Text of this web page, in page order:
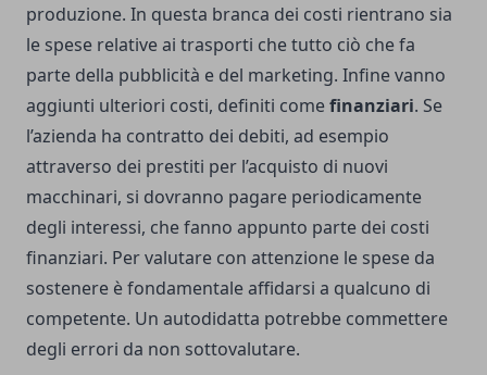
produzione. In questa branca dei costi rientrano sia
le spese relative ai trasporti che tutto ciò che fa
parte della pubblicità e del marketing. Infine vanno
aggiunti ulteriori costi, definiti comefinanziari. Se
l’azienda ha contratto dei debiti, ad esempio
attraverso dei prestiti per l’acquisto di nuovi
macchinari, si dovranno pagare periodicamente
degli interessi, che fanno appunto parte dei costi
finanziari. Per valutare con attenzione le spese da
sostenere è fondamentale affidarsi a qualcuno di
competente. Un autodidatta potrebbe commettere
degli errori da non sottovalutare.